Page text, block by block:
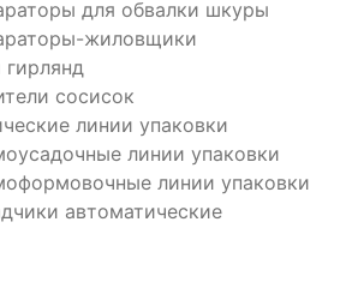
для обвалки шкуры
жиловщики
сосисок
линии упаковки
линии упаковки
линии упаковки
автоматические